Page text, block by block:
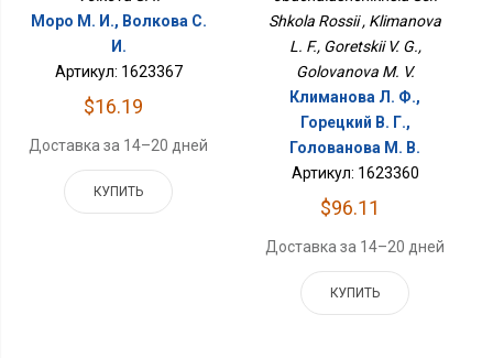
Моро М. И., Волкова С.
И.
Артикул: 1623367
$16.19
Доставка за 14–20 дней
КУПИТЬ
Shkola Rossii , Klimanova
L. F., Goretskii V. G.,
Golovanova M. V.
Климанова Л. Ф.,
Горецкий В. Г.,
Голованова М. В.
Артикул: 1623360
$96.11
Доставка за 14–20 дней
КУПИТЬ